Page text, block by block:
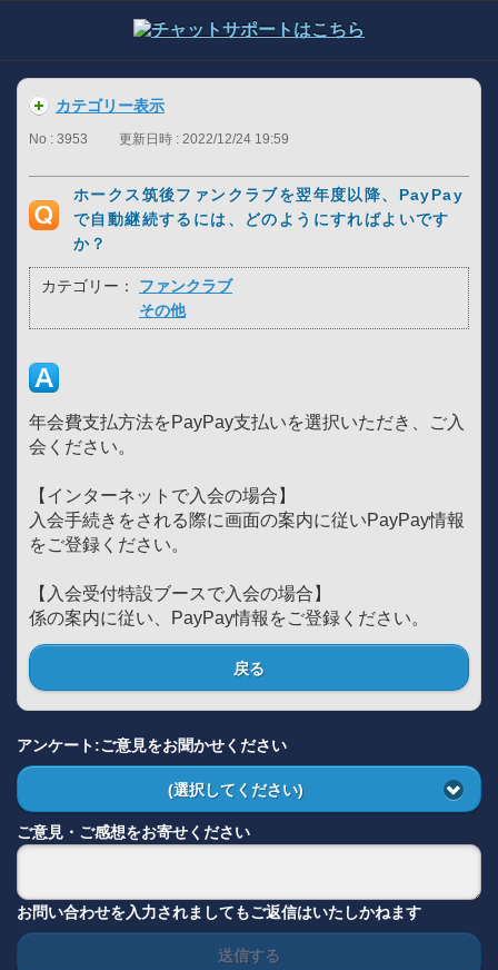
カテゴリー表示
No : 3953 更新日時 : 2022/12/24 19:59
ホークス筑後ファンクラブを翌年度以降、PayPay
で自動継続するには、どのようにすればよいです
か？
カテゴリー：
ファンクラブ
その他
年会費支払方法をPayPay支払いを選択いただき、ご入
会ください。
【インターネットで入会の場合】
入会手続きをされる際に画面の案内に従いPayPay情報
をご登録ください。
【入会受付特設ブースで入会の場合】
係の案内に従い、PayPay情報をご登録ください。
戻る
アンケート:ご意見をお聞かせください
(選択してください)
ご意見・ご感想をお寄せください
お問い合わせを入力されましてもご返信はいたしかねます
送信する